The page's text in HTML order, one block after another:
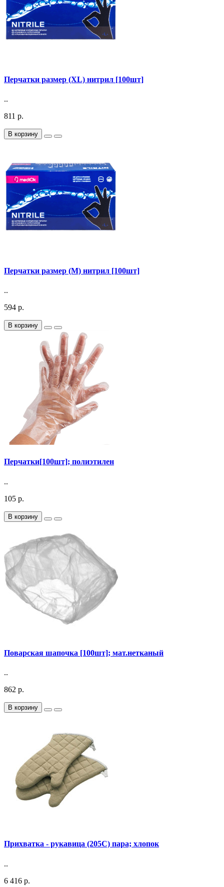
Перчатки размер (XL) нитрил [100шт]
..
811 р.
В корзину
Перчатки размер (М) нитрил [100шт]
..
594 р.
В корзину
Перчатки[100шт]; полиэтилен
..
105 р.
В корзину
Поварская шапочка [100шт]; мат.нетканый
..
862 р.
В корзину
Прихватка - рукавица (205С) пара; хлопок
..
6 416 р.